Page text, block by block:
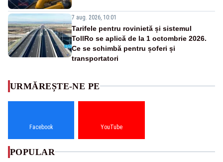
7 aug. 2026, 10:01
Tarifele pentru rovinietă și sistemul
TollRo se aplică de la 1 octombrie 2026.
Ce se schimbă pentru șoferi și
transportatori
URMĂREȘTE-NE PE
Facebook YouTube
POPULAR